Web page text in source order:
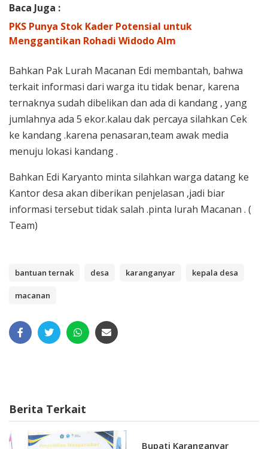
Baca Juga :
PKS Punya Stok Kader Potensial untuk
Menggantikan Rohadi Widodo Alm
Bahkan Pak Lurah Macanan Edi membantah, bahwa
terkait informasi dari warga itu tidak benar, karena
ternaknya sudah dibelikan dan ada di kandang , yang
jumlahnya ada 5 ekor.kalau dak percaya silahkan Cek
ke kandang .karena penasaran,team awak media
menuju lokasi kandang .
Bahkan Edi Karyanto minta silahkan warga datang ke
Kantor desa akan diberikan penjelasan ,jadi biar
informasi tersebut tidak salah .pinta lurah Macanan . (
Team)
bantuan ternak desa karanganyar kepala desa
macanan
Berita Terkait
Bupati Karanganyar